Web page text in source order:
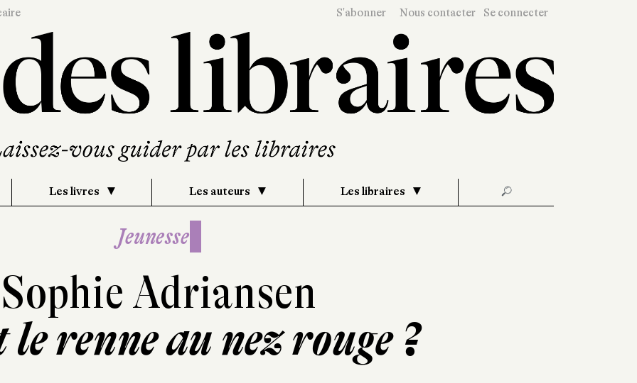
S'abonner Nous contacter Se connecter
Les livres Les auteurs Les libraires 🔎
Jeunesse
Sophie Adriansen
le renne au nez rouge ?